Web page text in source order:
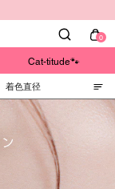
0
Cat-titude🐾
着色直径